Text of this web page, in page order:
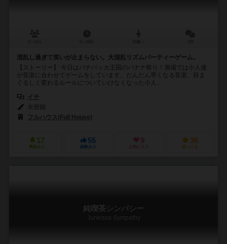
混乱し過ぎて笑いが止まらない。大混乱リズムパーティーゲーム。
【ストーリー】 今日はバナバッカ王国のバナナ祭り！酒場では小人達
が音楽に合わせてゲームをしています。だんだん早くなる音楽、目ま
ぐるしく変わるルールについていけなくなった小人...
イチ
フルハウス(Full House)
17
興味あり
55
経験あり
9
お気に入り
36
持ってる
純喫茶シンパシー
Junkissa Sympathy